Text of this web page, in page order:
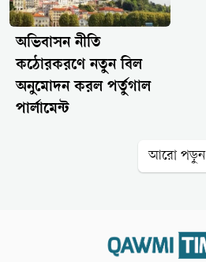
অভিবাসন নীতি
কঠোরকরণে নতুন বিল
অনুমোদন করল পর্তুগাল
পার্লামেন্ট
আরো পড়ুন